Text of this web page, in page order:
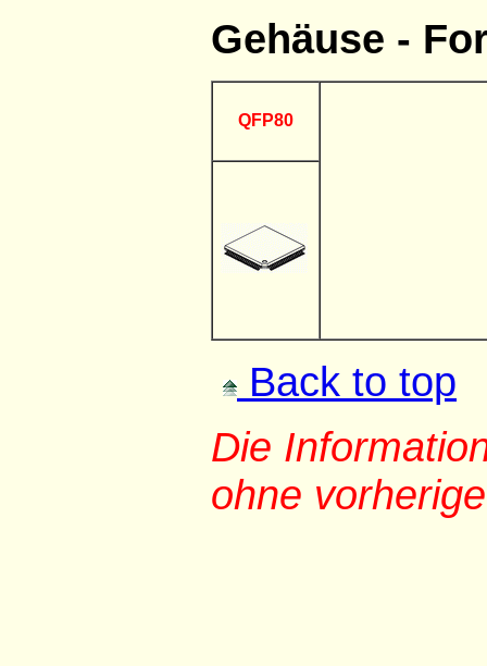
Gehäuse -
QFP80
Back to top
Die
ohne